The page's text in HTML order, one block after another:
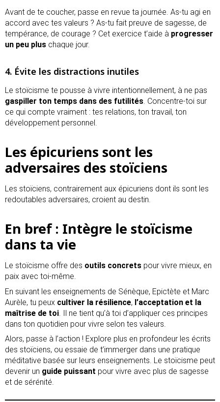
Avant de te coucher, passe en revue ta journée. As-tu agi en
accord avec tes valeurs ? As-tu fait preuve de sagesse, de
tempérance, de courage ? Cet exercice t’aide à progresser
un peu plus chaque jour.
4. Évite les distractions inutiles
Le stoïcisme te pousse à vivre intentionnellement, à ne pas
gaspiller ton temps dans des futilités. Concentre-toi sur
ce qui compte vraiment : tes relations, ton travail, ton
développement personnel.
Les épicuriens sont les
adversaires des stoïciens
Les stoïciens, contrairement aux épicuriens dont ils sont les
redoutables adversaires, croient au destin.
En bref : Intègre le stoïcisme
dans ta vie
Le stoïcisme offre des outils concrets pour vivre mieux, en
paix avec toi-même.
En suivant les enseignements de Sénèque, Epictète et Marc
Aurèle, tu peux cultiver la résilience, l’acceptation et la
maîtrise de toi. Il ne tient qu’à toi d’appliquer ces principes
dans ton quotidien pour vivre selon tes valeurs.
Alors, passe à l’action ! Explore plus en profondeur les écrits
des stoïciens, ou essaie de t’immerger dans une pratique
méditative basée sur leurs enseignements. Le stoïcisme peut
devenir un guide puissant pour vivre avec plus de sagesse
et de sérénité.